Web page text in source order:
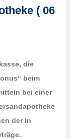
( 06
die
beim
bei einer
der in